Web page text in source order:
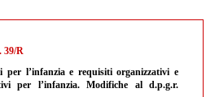
39/R
l’infanzia e requisiti organizzativi e
per l’infanzia. Modifiche al d.p.g.r.